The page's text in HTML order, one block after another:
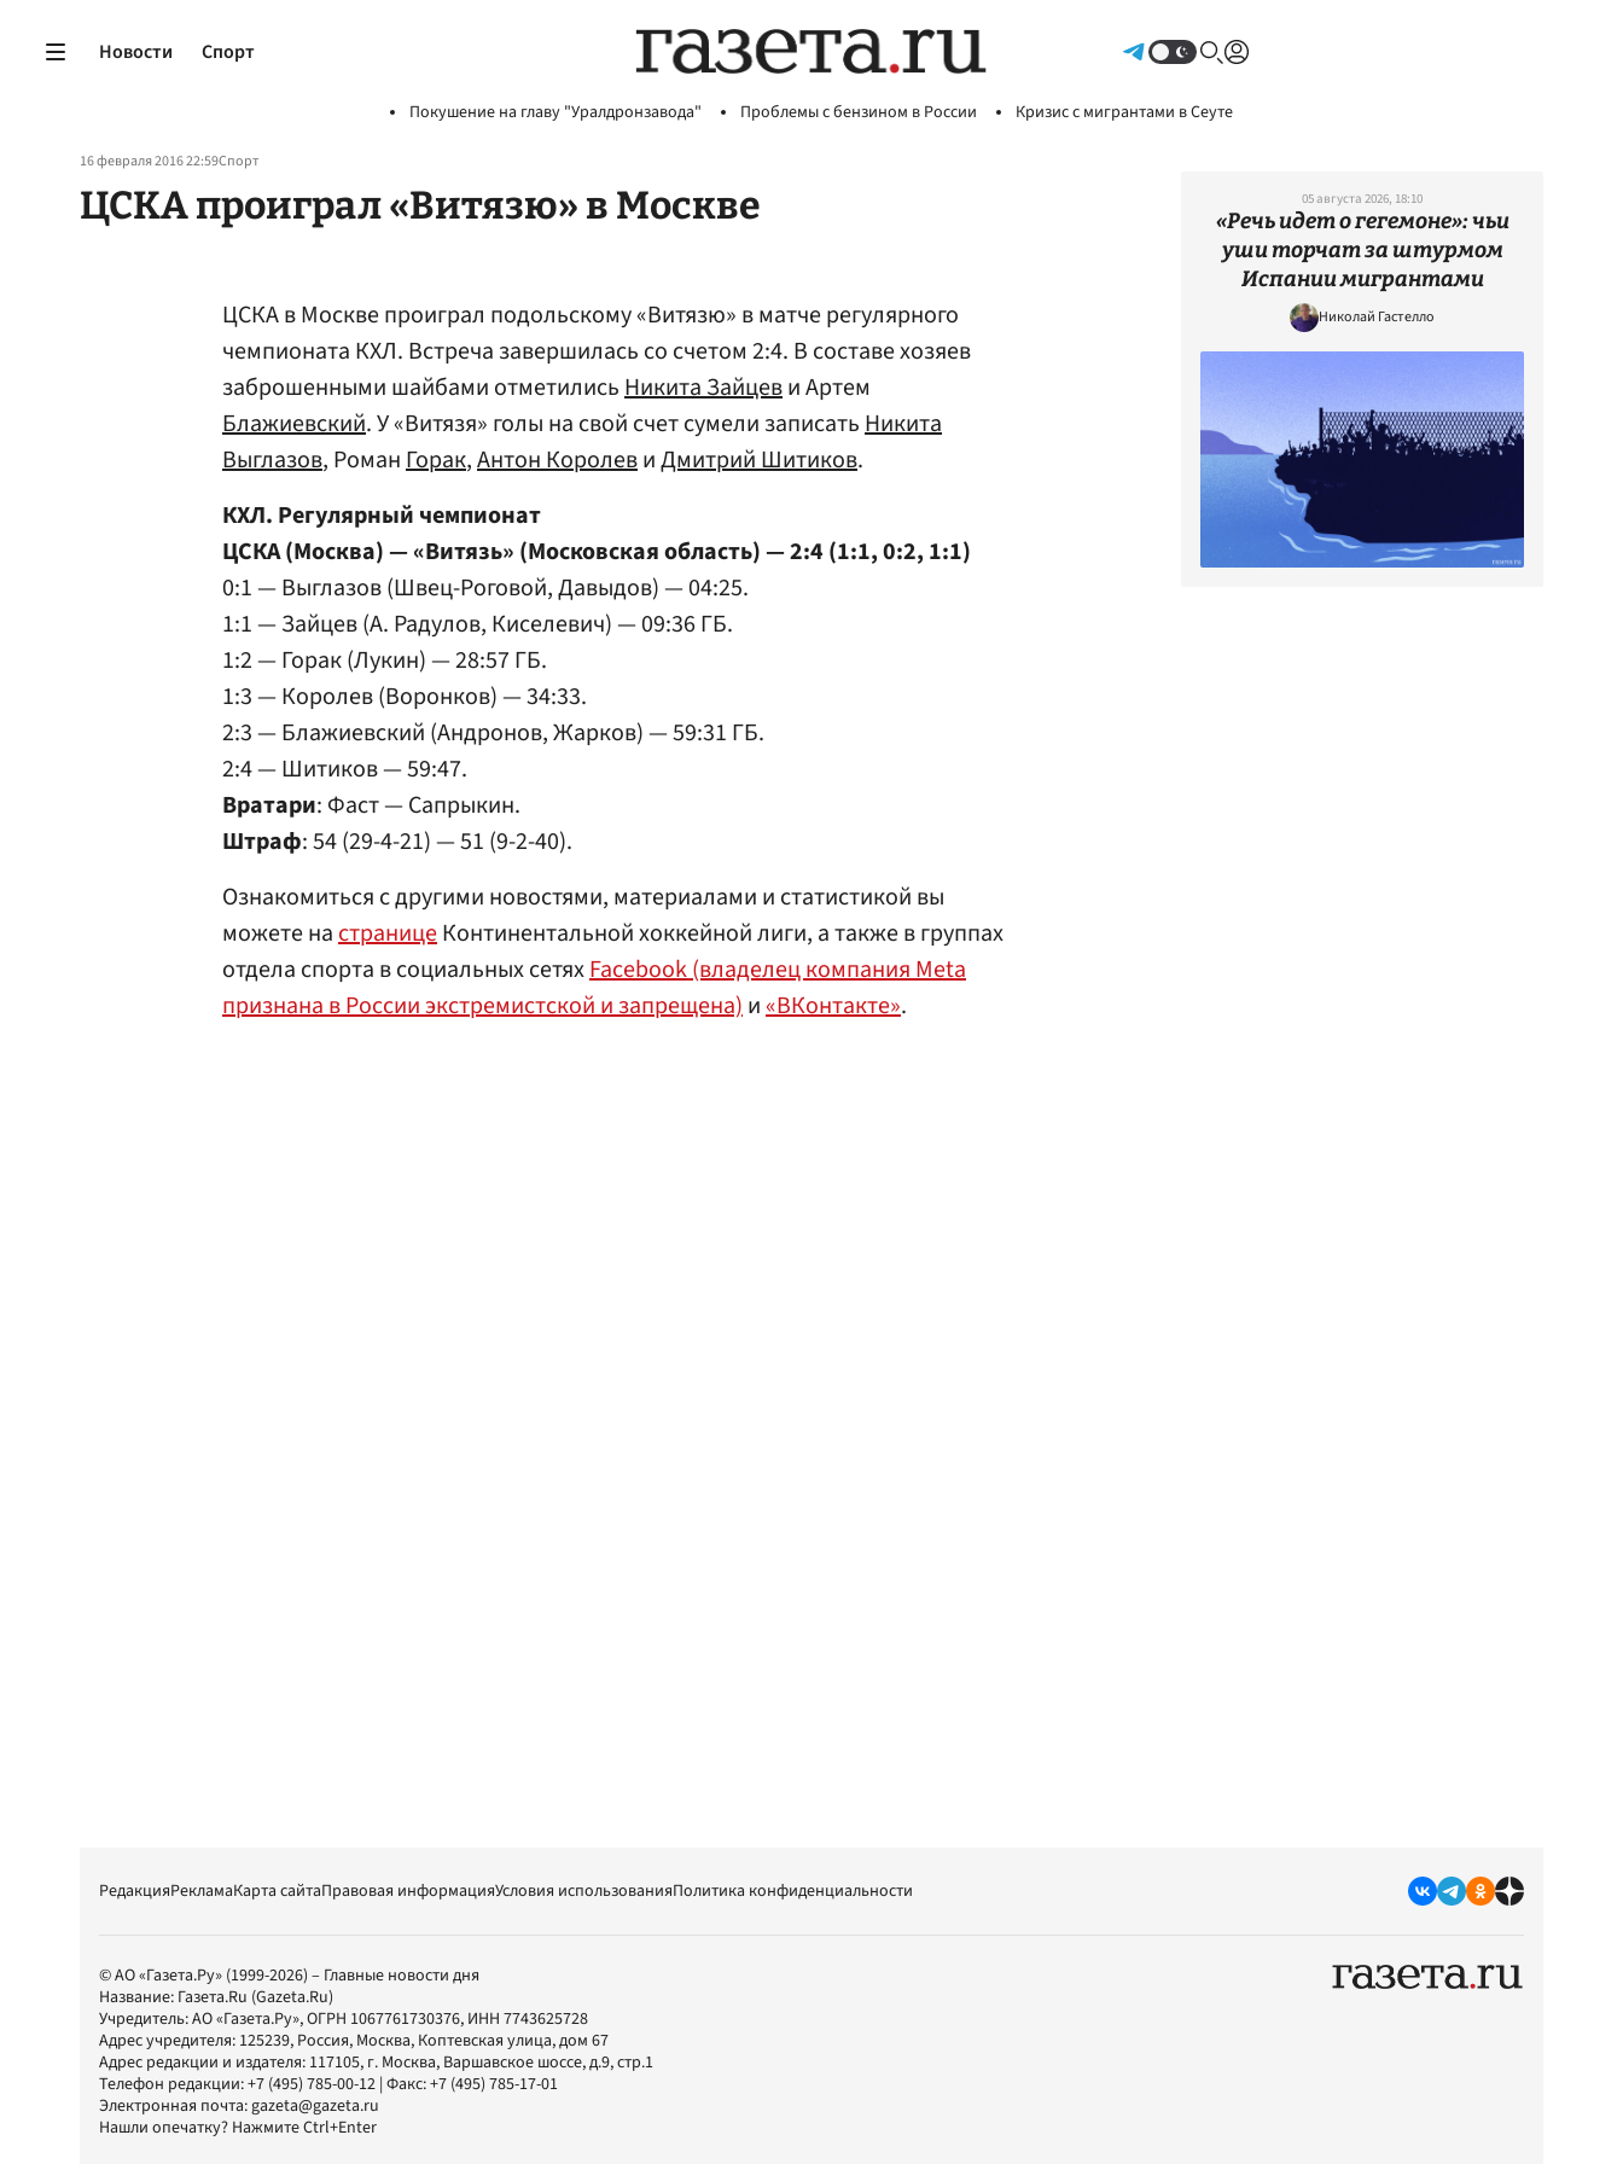
Новости Спорт
Покушение на главу "Уралдронзавода" Проблемы с бензином в России Кризис с мигрантами в Сеуте
16 февраля 2016 22:59Спорт
ЦСКА проиграл «Витязю» в Москве
ЦСКА в Москве проиграл подольскому «Витязю» в матче регулярного
чемпионата КХЛ. Встреча завершилась со счетом 2:4. В составе хозяев
заброшенными шайбами отметилисьНикита Зайцеви Артем
Блажиевский. У «Витязя» голы на свой счет сумели записатьНикита
Выглазов, РоманГорак,Антон КоролевиДмитрий Шитиков.
КХЛ. Регулярный чемпионат
ЦСКА (Москва) — «Витязь» (Московская область) — 2:4 (1:1, 0:2, 1:1)
0:1 — Выглазов (Швец-Роговой, Давыдов) — 04:25.
1:1 — Зайцев (А. Радулов, Киселевич) — 09:36 ГБ.
1:2 — Горак (Лукин) — 28:57 ГБ.
1:3 — Королев (Воронков) — 34:33.
2:3 — Блажиевский (Андронов, Жарков) — 59:31 ГБ.
2:4 — Шитиков — 59:47.
Вратари: Фаст — Сапрыкин.
Штраф: 54 (29-4-21) — 51 (9-2-40).
Ознакомиться с другими новостями, материалами и статистикой вы
можете настраницеКонтинентальной хоккейной лиги, а также в группах
отдела спорта в социальных сетяхFacebook (владелец компания Meta
признана в России экстремистской и запрещена)и«ВКонтакте».
05 августа 2026, 18:10
«Речь идет о гегемоне»: чьи
уши торчат за штурмом
Испании мигрантами
Николай Гастелло
РедакцияРекламаКарта сайтаПравовая информацияУсловия использованияПолитика конфиденциальности
© АО «Газета.Ру» (1999-2026) – Главные новости дня
Название: Газета.Ru (Gazeta.Ru)
Учредитель:АО «Газета.Ру», ОГРН 1067761730376, ИНН 7743625728
Адрес учредителя: 125239, Россия, Москва, Коптевская улица, дом 67
Адрес редакции и издателя: 117105, г. Москва, Варшавское шоссе, д.9, стр.1
Телефон редакции:+7 (495) 785-00-12 | Факс:+7 (495) 785-17-01
Электронная почта:gazeta@gazeta.ru
Нашли опечатку? Нажмите Ctrl+Enter